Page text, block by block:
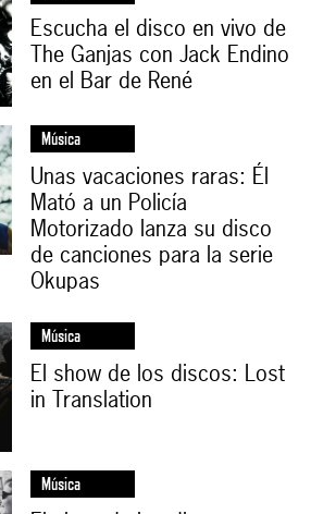
Escucha el disco en vivo de
The Ganjas con Jack Endino
en el Bar de René
Música
Unas vacaciones raras: Él
Mató a un Policía
Motorizado lanza su disco
de canciones para la serie
Okupas
Música
El show de los discos: Lost
in Translation
Música